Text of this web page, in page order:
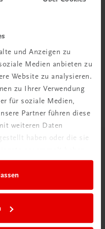
und Anzeigen zu
Medien anbieten zu
Website zu analysieren.
zu Ihrer Verwendung
für soziale Medien,
Partner führen diese
weiteren Daten
haben oder die sie
auf: